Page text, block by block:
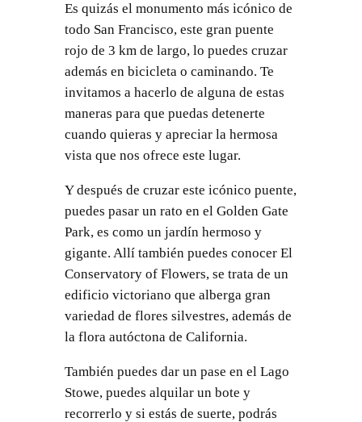
Es quizás el monumento más icónico de
todo San Francisco, este gran puente
rojo de 3 km de largo, lo puedes cruzar
además en bicicleta o caminando. Te
invitamos a hacerlo de alguna de estas
maneras para que puedas detenerte
cuando quieras y apreciar la hermosa
vista que nos ofrece este lugar.
Y después de cruzar este icónico puente,
puedes pasar un rato en el Golden Gate
Park, es como un jardín hermoso y
gigante. Allí también puedes conocer El
Conservatory of Flowers, se trata de un
edificio victoriano que alberga gran
variedad de flores silvestres, además de
la flora autóctona de California.
También puedes dar un pase en el Lago
Stowe, puedes alquilar un bote y
recorrerlo y si estás de suerte, podrás